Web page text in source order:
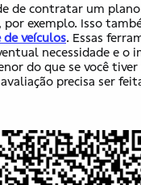
de contratar um plano
por exemplo. Isso
de veículos. Essas
necessidade e o
do que se você
precisa ser